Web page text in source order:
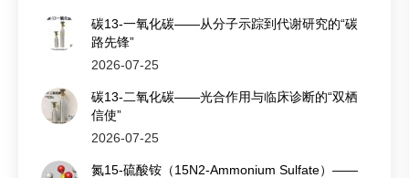
碳13-一氧化碳——从分子示踪到代谢研究的“碳
路先锋”
2026-07-25
碳13-二氧化碳——光合作用与临床诊断的“双栖
信使”
2026-07-25
氮15-硫酸铵（15N2-Ammonium Sulfate）——